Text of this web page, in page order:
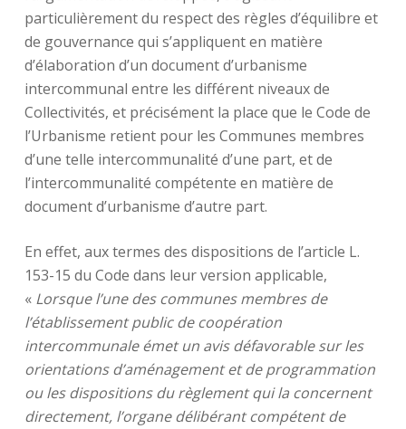
particulièrement du respect des règles d’équilibre et
de gouvernance qui s’appliquent en matière
d’élaboration d’un document d’urbanisme
intercommunal entre les différent niveaux de
Collectivités, et précisément la place que le Code de
l’Urbanisme retient pour les Communes membres
d’une telle intercommunalité d’une part, et de
l’intercommunalité compétente en matière de
document d’urbanisme d’autre part.
En effet, aux termes des dispositions de l’article L.
153-15 du Code dans leur version applicable,
« Lorsque l’une des communes membres de
l’établissement public de coopération
intercommunale émet un avis défavorable sur les
orientations d’aménagement et de programmation
ou les dispositions du règlement qui la concernent
directement, l’organe délibérant compétent de